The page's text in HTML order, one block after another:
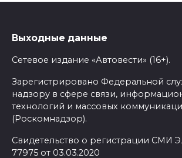
Выходные данные
Сетевое издание «Автовести» (16+).
Зарегистрировано Федеральной
надзору в сфере связи,
технологий и массовых
(Роскомнадзор).
Свидетельство о регистрации
77975 от 03.03.2020